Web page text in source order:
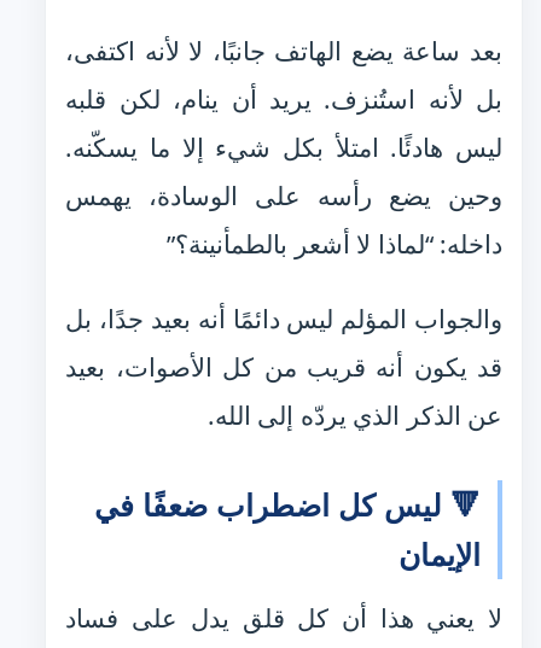
بعد ساعة يضع الهاتف جانبًا، لا لأنه اكتفى،
بل لأنه استُنزف. يريد أن ينام، لكن قلبه
ليس هادئًا. امتلأ بكل شيء إلا ما يسكّنه.
وحين يضع رأسه على الوسادة، يهمس
داخله: “لماذا لا أشعر بالطمأنينة؟”
والجواب المؤلم ليس دائمًا أنه بعيد جدًا، بل
قد يكون أنه قريب من كل الأصوات، بعيد
عن الذكر الذي يردّه إلى الله.
🔻 ليس كل اضطراب ضعفًا في
الإيمان
لا يعني هذا أن كل قلق يدل على فساد